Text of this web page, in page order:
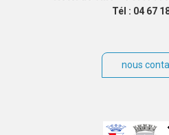
Tél : 04 67
nous